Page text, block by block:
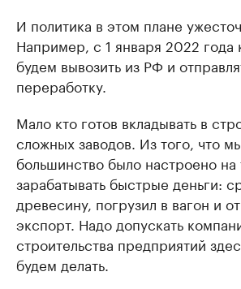
И политика в этом плане
Например, с 1 января 2022 года
будем вывозить из РФ и
переработку.
Мало кто готов вкладывать в
сложных заводов. Из того, что
большинство было настроено на
зарабатывать быстрые деньги:
древесину, погрузил в вагон и
экспорт. Надо допускать
строительства предприятий
будем делать.